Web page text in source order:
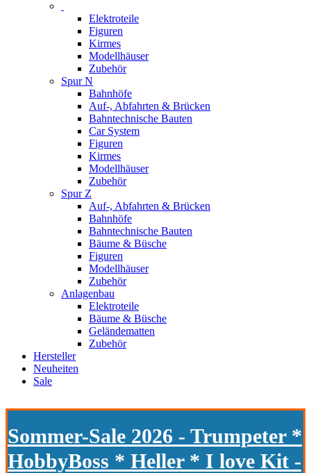
Elektroteile
Figuren
Kirmes
Modellhäuser
Zubehör
Spur N
Bahnhöfe
Auf-, Abfahrten & Brücken
Bahntechnische Bauten
Car System
Figuren
Kirmes
Modellhäuser
Zubehör
Spur Z
Auf-, Abfahrten & Brücken
Bahnhöfe
Bahntechnische Bauten
Bäume & Büsche
Figuren
Modellhäuser
Zubehör
Anlagenbau
Elektroteile
Bäume & Büsche
Geländematten
Zubehör
Hersteller
Neuheiten
Sale
Sommer-Sale 2026 - Trumpeter *
HobbyBoss * Heller * I love Kit -